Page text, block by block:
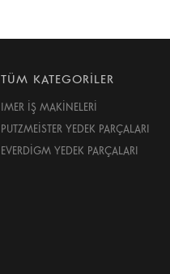
TÜM KATEGORİLER
IMER İŞ MAKİNELERİ
PUTZMEİSTER YEDEK PARÇALARI
EVERDİGM YEDEK PARÇALARI